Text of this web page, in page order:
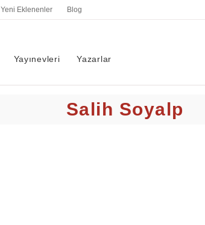
Yeni Eklenenler Blog
Yayınevleri Yazarlar
Salih Soyalp